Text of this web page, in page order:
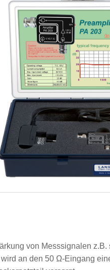
von Messsignalen
an den 50 Ω-Eingang